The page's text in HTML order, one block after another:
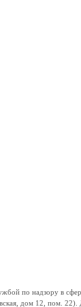
по надзору в
дом 12, пом. 22).